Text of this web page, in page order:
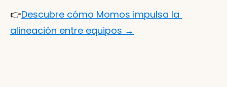
👉Descubre cómo Momos impulsa la
alineación entre equipos →